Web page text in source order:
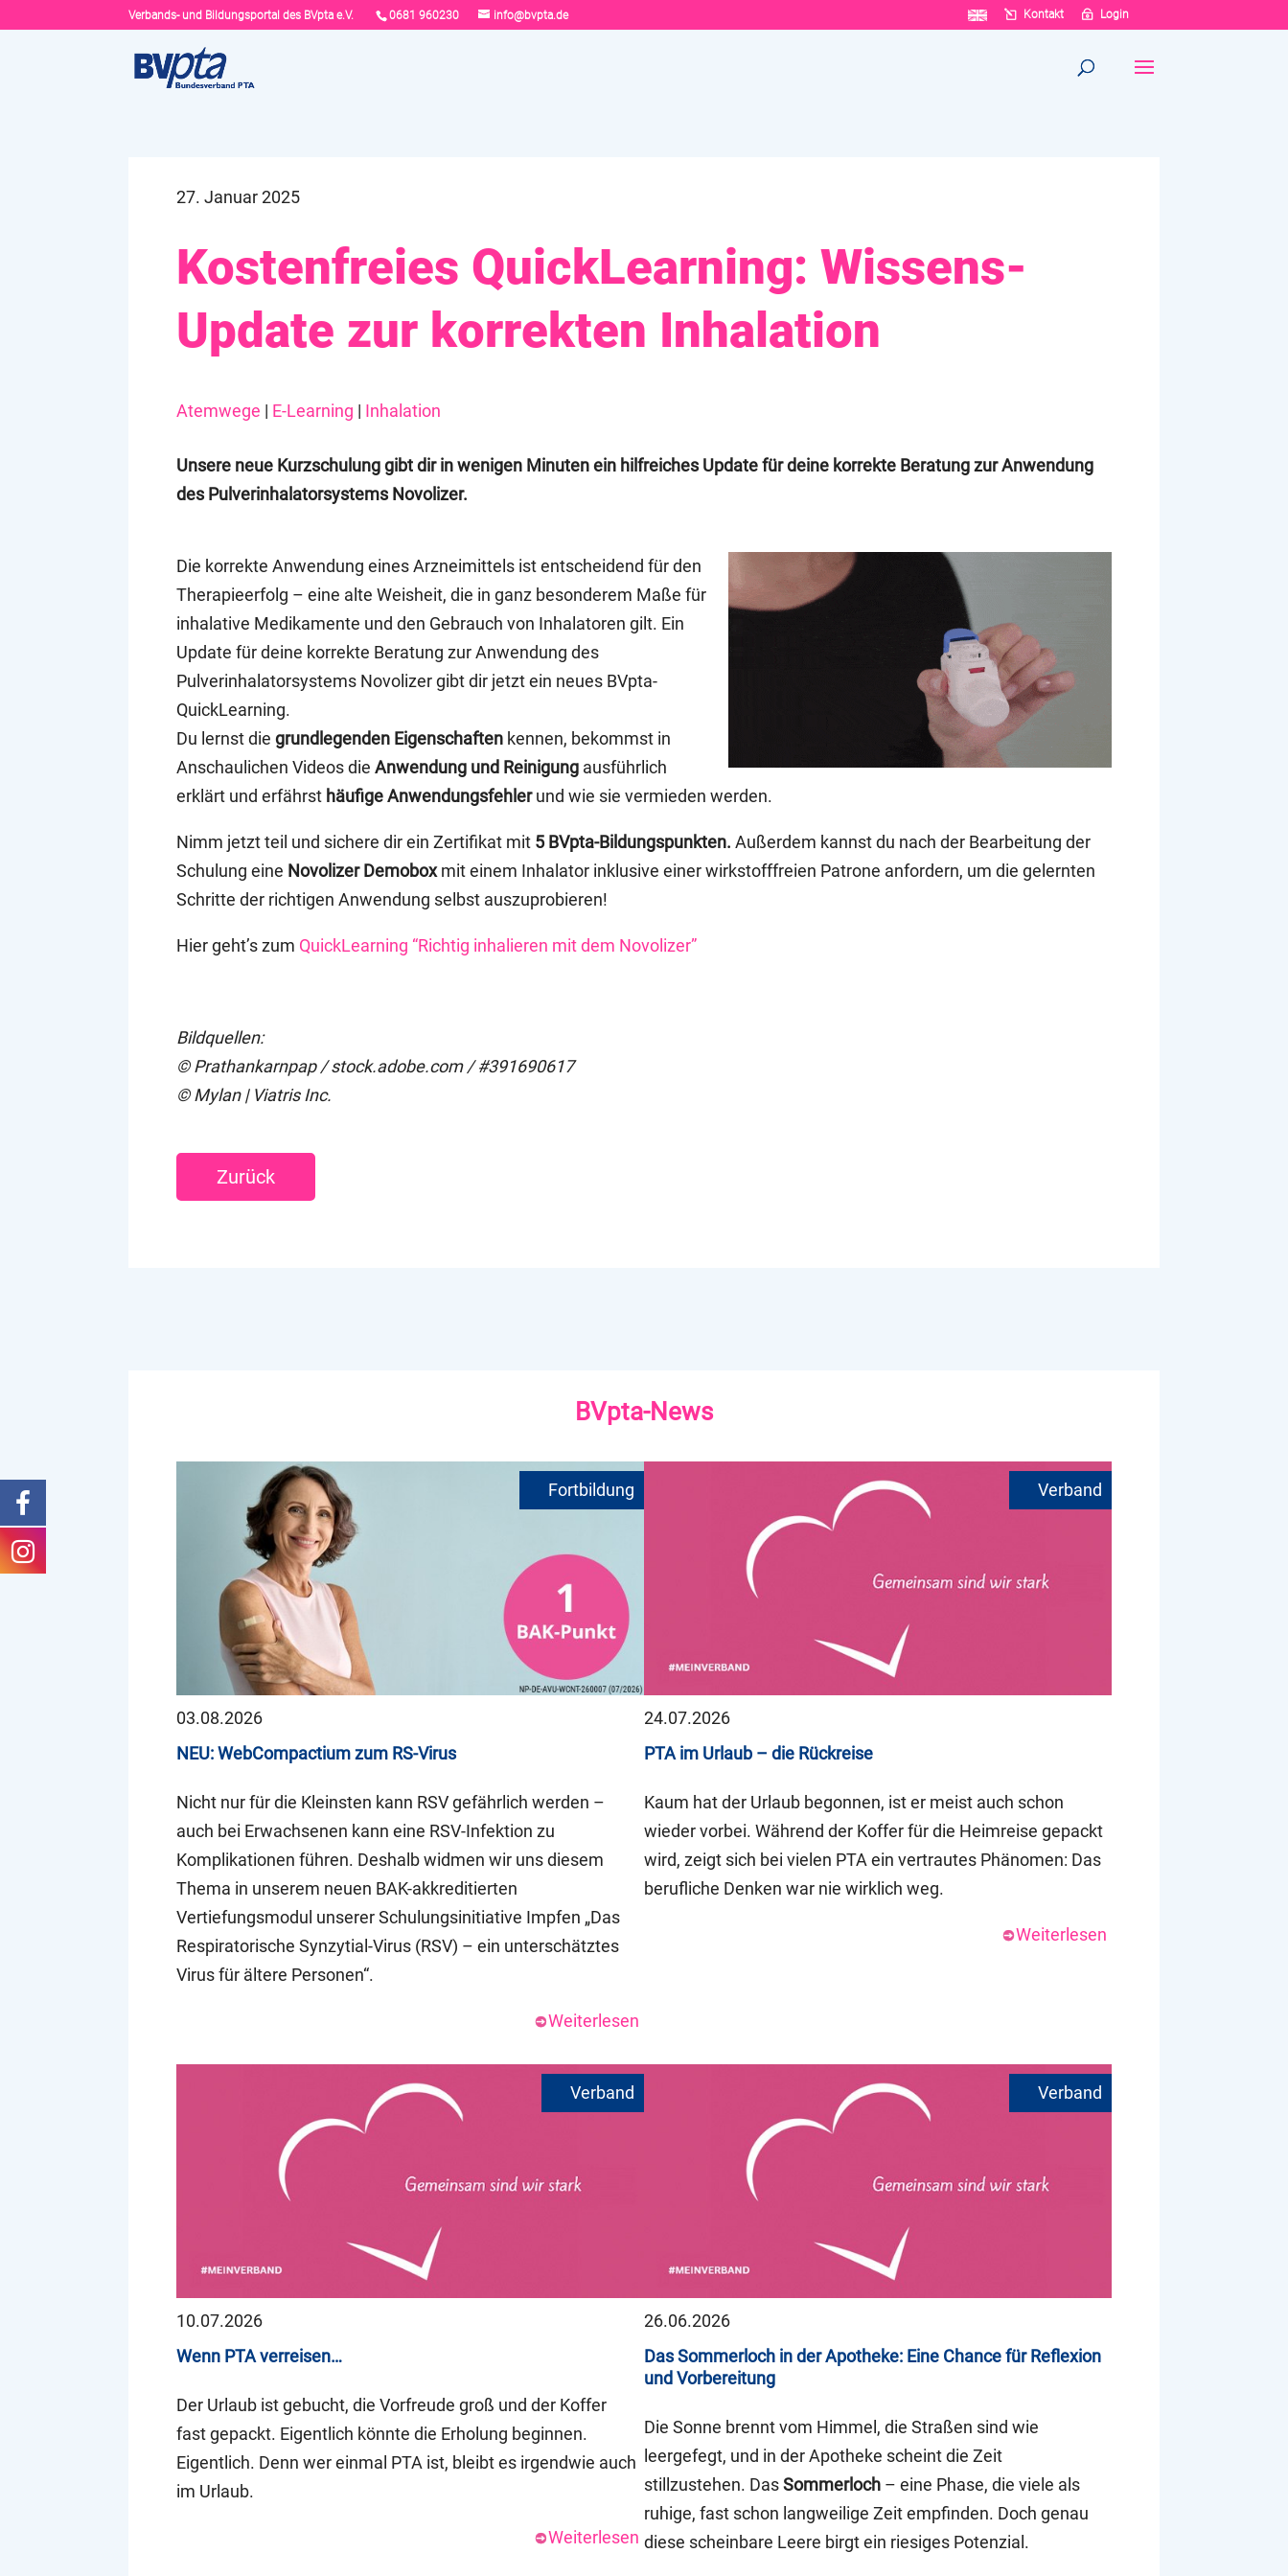
Verbands- und Bildungsportal des BVpta e.V. 0681 960230 info@bvpta.de Kontakt Login
27. Januar 2025
Kostenfreies QuickLearning: Wissens-
Update zur korrekten Inhalation
Atemwege | E-Learning | Inhalation
Unsere neue Kurzschulung gibt dir in wenigen Minuten ein hilfreiches Update für deine korrekte Beratung zur Anwendung
des Pulverinhalatorsystems Novolizer.
Die korrekte Anwendung eines Arzneimittels ist entscheidend für den
Therapieerfolg – eine alte Weisheit, die in ganz besonderem Maße für
inhalative Medikamente und den Gebrauch von Inhalatoren gilt. Ein
Update für deine korrekte Beratung zur Anwendung des
Pulverinhalatorsystems Novolizer gibt dir jetzt ein neues BVpta-
QuickLearning.
Du lernst diegrundlegenden Eigenschaften kennen, bekommst in
Anschaulichen Videos dieAnwendung und Reinigung ausführlich
erklärt und erfährst häufige Anwendungsfehlerund wie sie vermieden werden.
Nimm jetzt teil und sichere dir ein Zertifikat mit 5 BVpta-Bildungspunkten. Außerdem kannst du nach der Bearbeitung der
Schulung eine Novolizer Demoboxmit einem Inhalator inklusive einer wirkstofffreien Patrone anfordern, um die gelernten
Schritte der richtigen Anwendung selbst auszuprobieren!
Hier geht’s zum QuickLearning “Richtig inhalieren mit dem Novolizer”
Bildquellen:
© Prathankarnpap / stock.adobe.com / #391690617
© Mylan | Viatris Inc.
Zurück
BVpta-News
03.08.2026
NEU: WebCompactium zum RS-Virus
Nicht nur für die Kleinsten kann RSV gefährlich werden –
auch bei Erwachsenen kann eine RSV-Infektion zu
Komplikationen führen. Deshalb widmen wir uns diesem
Thema in unserem neuen BAK-akkreditierten
Vertiefungsmodul unserer Schulungsinitiative Impfen „Das
Respiratorische Synzytial-Virus (RSV) – ein unterschätztes
Virus für ältere Personen“.
Weiterlesen
24.07.2026
PTA im Urlaub – die Rückreise
Kaum hat der Urlaub begonnen, ist er meist auch schon
wieder vorbei. Während der Koffer für die Heimreise gepackt
wird, zeigt sich bei vielen PTA ein vertrautes Phänomen: Das
berufliche Denken war nie wirklich weg.
Weiterlesen
10.07.2026
Wenn PTA verreisen…
Der Urlaub ist gebucht, die Vorfreude groß und der Koffer
fast gepackt. Eigentlich könnte die Erholung beginnen.
Eigentlich. Denn wer einmal PTA ist, bleibt es irgendwie auch
im Urlaub.
Weiterlesen
26.06.2026
Das Sommerloch in der Apotheke: Eine Chance für Reflexion
und Vorbereitung
Die Sonne brennt vom Himmel, die Straßen sind wie
leergefegt, und in der Apotheke scheint die Zeit
stillzustehen. DasSommerloch – eine Phase, die viele als
ruhige, fast schon langweilige Zeit empfinden. Doch genau
diese scheinbare Leere birgt ein riesiges Potenzial.